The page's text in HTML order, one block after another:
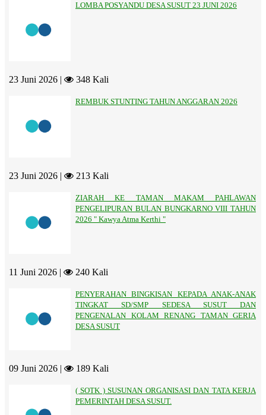
LOMBA POSYANDU DESA SUSUT 23 JUNI 2026
23 Juni 2026 | 348 Kali
REMBUK STUNTING TAHUN ANGGARAN 2026
23 Juni 2026 | 213 Kali
ZIARAH KE TAMAN MAKAM PAHLAWAN
PENGELIPURAN BULAN BUNGKARNO VIII TAHUN
2026 " Kawya Atma Kerthi "
11 Juni 2026 | 240 Kali
PENYERAHAN BINGKISAN KEPADA ANAK-ANAK
TINGKAT SD/SMP SEDESA SUSUT DAN
PENGENALAN KOLAM RENANG TAMAN GERIA
DESA SUSUT
09 Juni 2026 | 189 Kali
( SOTK ) SUSUNAN ORGANISASI DAN TATA KERJA
PEMERINTAH DESA SUSUT.